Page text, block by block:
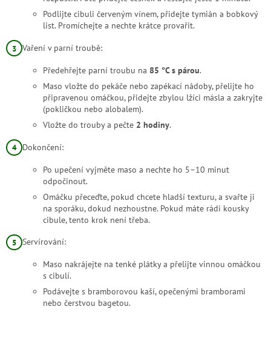
Podlijte cibuli červeným vínem, přidejte tymián a bobkový
list. Promíchejte a nechte krátce provařit.
Vaření v parní troubě:
Předehřejte parní troubu na 85 °C s párou.
Maso vložte do pekáče nebo zapékací nádoby, přelijte ho
připravenou omáčkou, přidejte zbylou lžíci másla a zakryjte
(pokličkou nebo alobalem).
Vložte do trouby a pečte 2 hodiny.
Dokončení:
Po upečení vyjměte maso a nechte ho 5–10 minut
odpočinout.
Omáčku přeceďte, pokud chcete hladší texturu, a svařte ji
na sporáku, dokud nezhoustne. Pokud máte rádi kousky
cibule, tento krok není třeba.
Servírování:
Maso nakrájejte na tenké plátky a přelijte vinnou omáčkou
s cibulí.
Podávejte s bramborovou kaší, opečenými bramborami
nebo čerstvou bagetou.